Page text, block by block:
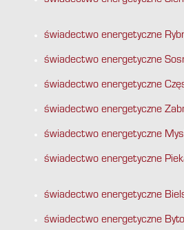
świadectwo energetyczne
świadectwo energetyczne
świadectwo energetyczne
świadectwo energetyczne
świadectwo energetyczne
świadectwo energetyczne
świadectwo energetyczne
świadectwo energetyczne